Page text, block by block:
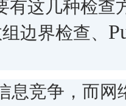
有这几种检查
边界检查、
息竞争，而